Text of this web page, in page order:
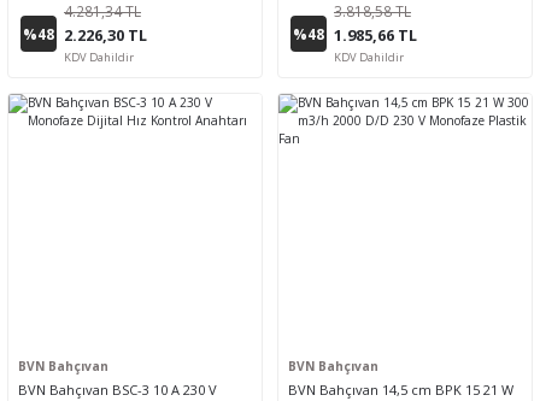
%48
4.281,34 TL
2.226,30 TL
KDV Dahildir
%48
3.818,58 TL
1.985,66 TL
KDV Dahildir
BVN Bahçıvan
BVN Bahçıvan BSC-3 10 A 230 V
BVN Bahçıvan
BVN Bahçıvan 14,5 cm BPK 15 21 W